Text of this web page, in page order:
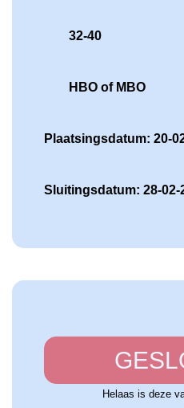
32-40
HBO of MBO
Plaatsingsdatum: 20-
Sluitingsdatum: 28-02-
Helaas is deze